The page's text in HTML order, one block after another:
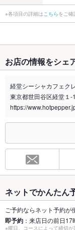
※各項目の詳細は こちらをご確
禁煙・喫煙 全席喫煙
喫煙専用室 なし
※2020年4月1日～受動喫煙対
総席数 15席
最大宴会収
15人
個室 なし
座敷 なし
お店の情報をシェ
経堂シーシャカフェク
東京都世田谷区経堂１-
https://
ネットでかんたん
ご予約ならネット予約が
即予約 ：来店日の前日
※曜日、コースによって締切が